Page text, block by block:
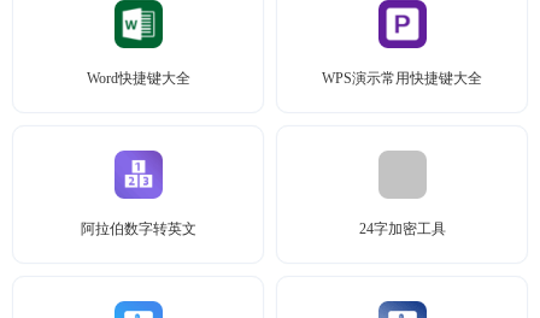
Word快捷键大全 WPS演示常用快捷键大全
阿拉伯数字转英文 24字加密工具